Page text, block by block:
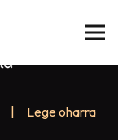
Lege oharra